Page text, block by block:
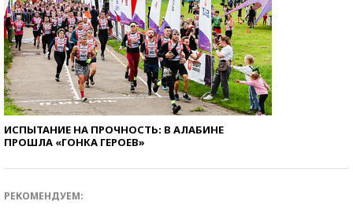
ИСПЫТАНИЕ НА ПРОЧНОСТЬ: В АЛАБИНЕ
ПРОШЛА «ГОНКА ГЕРОЕВ»
РЕКОМЕНДУЕМ: